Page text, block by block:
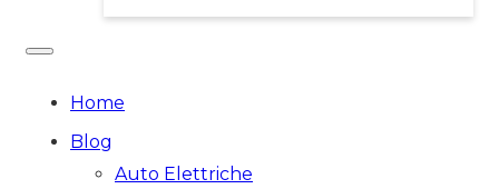
Home
Blog
Auto Elettriche